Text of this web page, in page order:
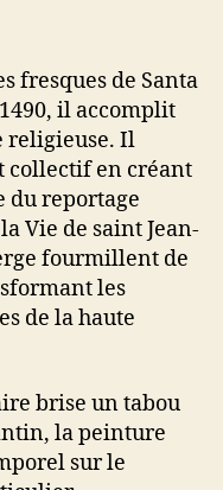
fresques de Santa
il accomplit
religieuse. Il
collectif en créant
du reportage
Vie de saint Jean-
fourmillent de
les
de la haute
brise un tabou
la peinture
sur le